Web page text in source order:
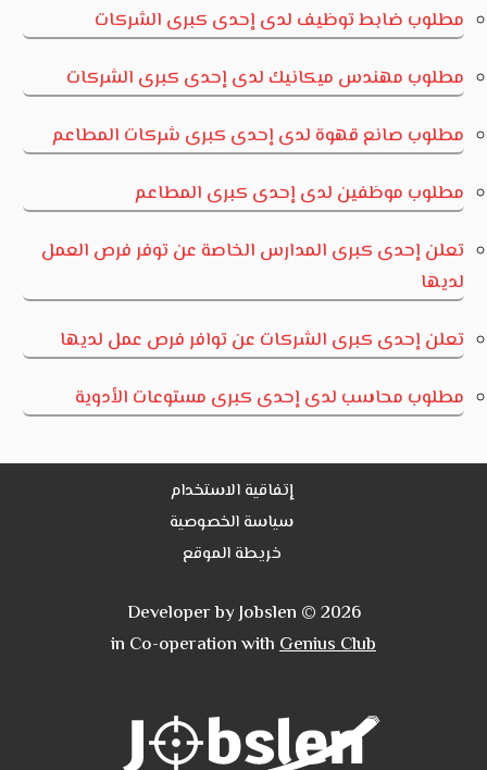
مطلوب ضابط توظيف لدى إحدى كبرى الشركات
مطلوب مهندس ميكانيك لدى إحدى كبرى الشركات
مطلوب صانع قهوة لدى إحدى كبرى شركات المطاعم
مطلوب موظفين لدى إحدى كبرى المطاعم
تعلن إحدى كبرى المدارس الخاصة عن توفر فرص العمل
لديها
تعلن إحدى كبرى الشركات عن توافر فرص عمل لديها
مطلوب محاسب لدى إحدى كبرى مستوعات الأدوية
إتفاقية الاستخدام
سياسة الخصوصية
خريطة الموقع
Developer by Jobslen © 2026
in Co-operation withGenius Club